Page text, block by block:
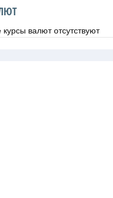
валют отсутствуют